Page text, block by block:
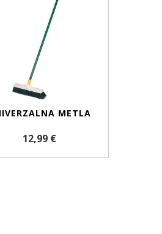
METLA
12,99 €